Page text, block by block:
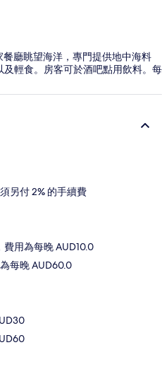
餐廳眺望海洋，專門提供地中海料
輕食。房客可於酒吧點用飲料。每
須另付 2% 的手續費
用為每晚 AUD10.0
為每晚 AUD60.0